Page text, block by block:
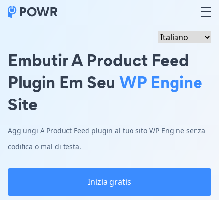
Embutir A Product Feed
Plugin Em Seu WP Engine
Site
Aggiungi A Product Feed plugin al tuo sito WP Engine senza
codifica o mal di testa.
Inizia gratis